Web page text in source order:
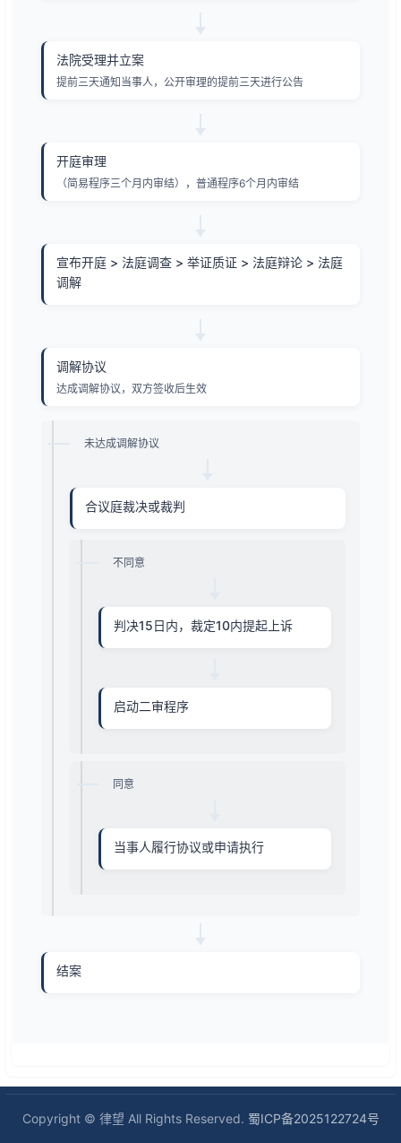
法院受理并立案
提前三天通知当事人，公开审理的提前三天进行公告
开庭审理
（简易程序三个月内审结），普通程序6个月内审结
宣布开庭 > 法庭调查 > 举证质证 > 法庭辩论 > 法庭
调解
调解协议
达成调解协议，双方签收后生效
未达成调解协议
合议庭裁决或裁判
不同意
判决15日内，裁定10内提起上诉
启动二审程序
同意
当事人履行协议或申请执行
结案
Copyright © 律望 All Rights Reserved. 蜀ICP备2025122724号